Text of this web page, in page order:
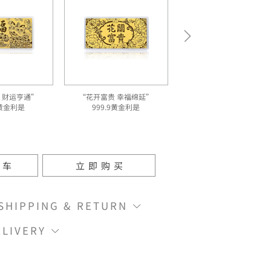
运亨通”
金利是
“花开富贵 幸福绵延”
999.9黄金利是
立即购买
& RETURN